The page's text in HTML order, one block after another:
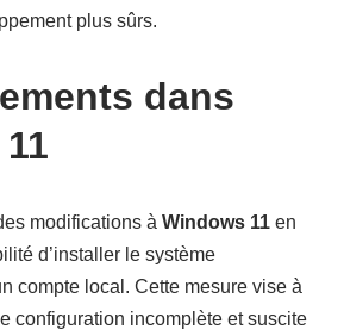
plus sûrs.
dans
modifications à Windows 11 en
d’installer le système
compte local. Cette mesure vise à
configuration incomplète et suscite